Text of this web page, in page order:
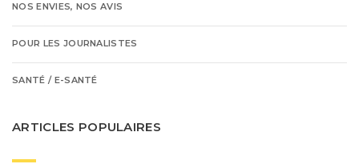
NOS ENVIES, NOS AVIS
POUR LES JOURNALISTES
SANTÉ / E-SANTÉ
ARTICLES POPULAIRES